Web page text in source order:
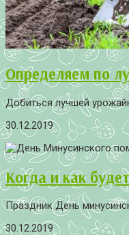
Определяем по
Добиться лучшей
30.12.2019
Когда и как
Праздник День
30.12.2019